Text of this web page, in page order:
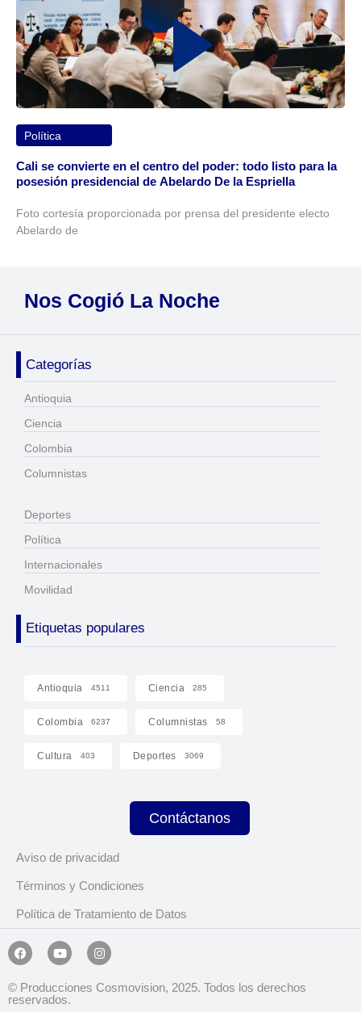
Política
Cali se convierte en el centro del poder: todo listo para la
posesión presidencial de Abelardo De la Espriella
Foto cortesía proporcionada por prensa del presidente electo
Abelardo de
Nos Cogió La Noche
Categorías
Antioquia
Ciencia
Colombia
Columnistas
Deportes
Política
Internacionales
Movilidad
Etiquetas populares
Antioquia 4511 Ciencia 285
Colombia 6237 Columnistas 58
Cultura 403 Deportes 3069
Contáctanos
Aviso de privacidad
Términos y Condiciones
Política de Tratamiento de Datos
© Producciones Cosmovision, 2025. Todos los derechos
reservados.